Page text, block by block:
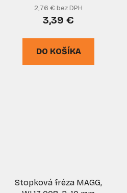
2,76 € bez DPH
3,39 €
DO KOŠÍKA
Stopková fréza MAGG,